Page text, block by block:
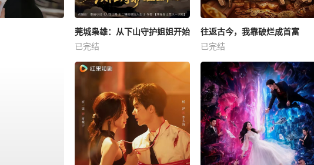
莞城枭雄：从下山守护姐姐开始
已完结
往返古今，我靠破烂成首富
已完结